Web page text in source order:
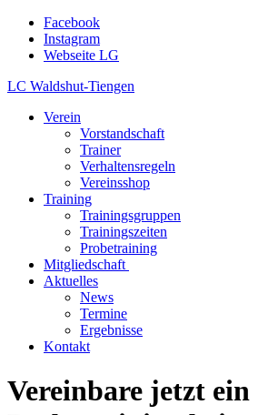
Facebook
Instagram
Webseite LG
LC Waldshut-Tiengen
Verein
Vorstandschaft
Trainer
Verhaltensregeln
Vereinsshop
Training
Trainingsgruppen
Trainingszeiten
Probetraining
Mitgliedschaft
Aktuelles
News
Termine
Ergebnisse
Kontakt
Vereinbare jetzt ein